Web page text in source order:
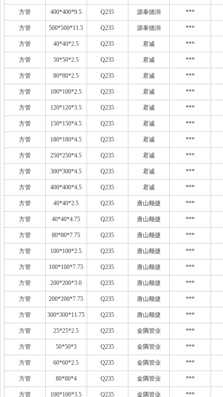
方管 400*400*9.5 Q235 源泰德润 ***
方管 500*500*11.5 Q235 源泰德润 ***
方管 40*40*2.5 Q235 君诚 ***
方管 50*50*2.5 Q235 君诚 ***
方管 80*80*2.5 Q235 君诚 ***
方管 100*100*2.5 Q235 君诚 ***
方管 120*120*3.5 Q235 君诚 ***
方管 150*150*4.5 Q235 君诚 ***
方管 180*180*4.5 Q235 君诚 ***
方管 250*250*4.5 Q235 君诚 ***
方管 300*300*4.5 Q235 君诚 ***
方管 400*400*4.5 Q235 君诚 ***
方管 40*40*2.5 Q235 唐山顺捷 ***
方管 40*40*4.75 Q235 唐山顺捷 ***
方管 80*80*7.75 Q235 唐山顺捷 ***
方管 100*100*2.5 Q235 唐山顺捷 ***
方管 100*100*7.75 Q235 唐山顺捷 ***
方管 200*200*3.0 Q235 唐山顺捷 ***
方管 200*200*7.75 Q235 唐山顺捷 ***
方管 300*300*11.75 Q235 唐山顺捷 ***
方管 25*25*2.5 Q235 金隅管业 ***
方管 50*50*3 Q235 金隅管业 ***
方管 60*60*2.5 Q235 金隅管业 ***
方管 80*80*4 Q235 金隅管业 ***
方管 100*100*3.5 Q235 金隅管业 ***